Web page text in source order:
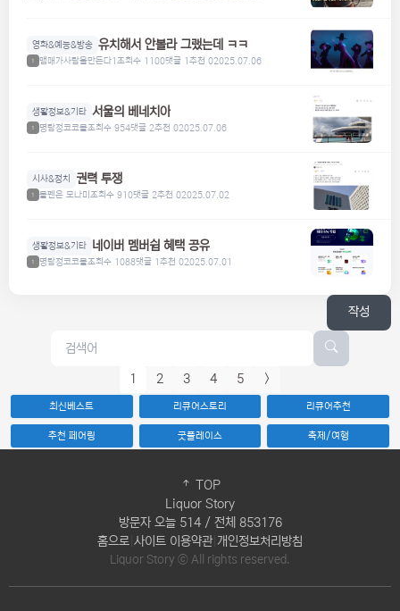
영화&예능&방송 유치해서 안볼라 그랬는데 ㅋㅋ
1 맴매가사람을만든다1조회수 1100댓글 1추천 02025.07.06
생활정보&기타 서울의 베네치아
1 명탐정코코볼조회수 954댓글 2추천 02025.07.06
시사&정치 권력 투쟁
1 볼펜은 모나미 조회수 910댓글 2추천 02025.07.02
생활정보&기타 네이버 멤버쉽 혜택 공유
1 명탐정코코볼조회수 1088댓글 1추천 02025.07.01
작성
1 2 3 4 5 >
최신베스트 리큐어스토리 리큐어추천
추천 페어링 굿플레이스 축제/여행
Liquor Story
TOP
방문자 오늘 514 / 전체 853176
홈으로 사이트 이용약관| 개인정보처리방침
Liquor Story ⓒ All rights reserved.